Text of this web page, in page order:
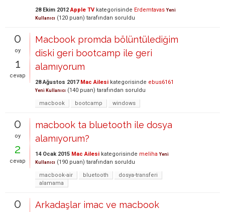
28 Ekim 2012 Apple TV kategorisinde Erdemtavas Yeni
Kullanıcı (120 puan) tarafından soruldu
0
oy
1
cevap
Macbook promda bölüntülediğim
diski geri bootcamp ile geri
alamıyorum
28 Ağustos 2017 Mac Ailesi kategorisinde ebus6161
Yeni Kullanıcı (140 puan) tarafından soruldu
macbook
bootcamp windows
0
oy
2
cevap
macbook ta bluetooth ile dosya
alamıyorum?
14 Ocak 2015 Mac Ailesi kategorisinde meliha Yeni
Kullanıcı (190 puan) tarafından soruldu
macbook-air
bluetooth
dosya-transferi
alamama
0
Arkadaşlar imac ve macbook